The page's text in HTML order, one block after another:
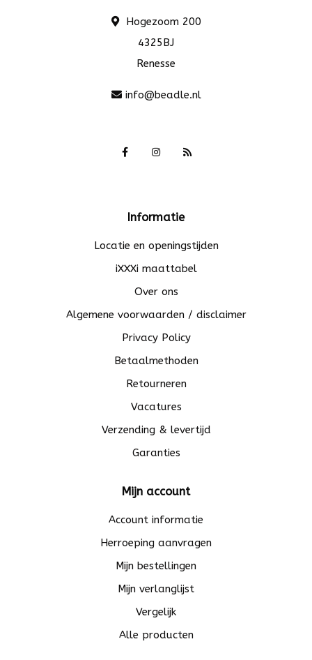
Hogezoom 200
4325BJ
Renesse
info@beadle.nl
Informatie
Locatie en openingstijden
iXXXi maattabel
Over ons
Algemene voorwaarden / disclaimer
Privacy Policy
Betaalmethoden
Retourneren
Vacatures
Verzending & levertijd
Garanties
Mijn account
Account informatie
Herroeping aanvragen
Mijn bestellingen
Mijn verlanglijst
Vergelijk
Alle producten